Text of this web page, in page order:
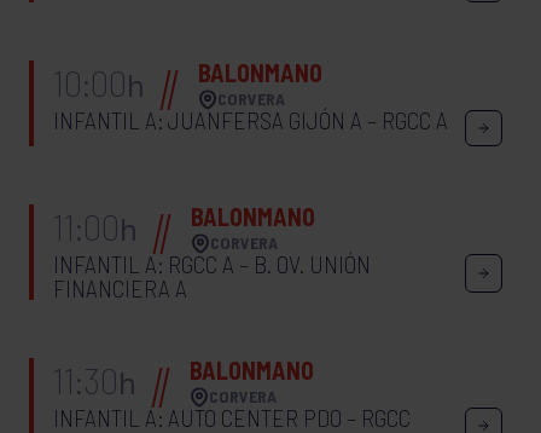
10:00h BALONMANO
CORVERA
INFANTIL A: JUANFERSA GIJÓN A – RGCC A
11:00h BALONMANO
CORVERA
INFANTIL A: RGCC A – B. OV. UNIÓN
FINANCIERA A
11:30h BALONMANO
CORVERA
INFANTIL A: AUTO CENTER PDO – RGCC